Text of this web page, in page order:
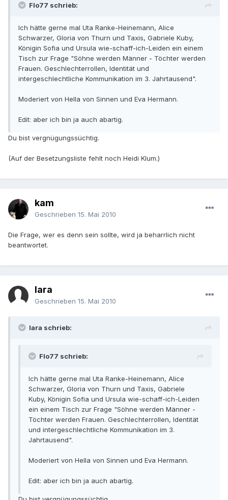
Flo77 schrieb:
Ich hätte gerne mal Uta Ranke-Heinemann, Alice
Schwarzer, Gloria von Thurn und Taxis, Gabriele Kuby,
Königin Sofia und Ursula wie-schaff-ich-Leiden ein einem
Tisch zur Frage "Söhne werden Männer - Töchter werden
Frauen. Geschlechterrollen, Identität und
intergeschlechtliche Kommunikation im 3. Jahrtausend".
Moderiert von Hella von Sinnen und Eva Hermann.
Edit: aber ich bin ja auch abartig.
Du bist vergnügungssüchtig.
(Auf der Besetzungsliste fehlt noch Heidi Klum.)
kam
Geschrieben 15. Mai 2010
Die Frage, wer es denn sein sollte, wird ja beharrlich nicht
beantwortet.
lara
Geschrieben 15. Mai 2010
lara schrieb:
Flo77 schrieb:
Ich hätte gerne mal Uta Ranke-Heinemann, Alice
Schwarzer, Gloria von Thurn und Taxis, Gabriele
Kuby, Königin Sofia und Ursula wie-schaff-ich-Leiden
ein einem Tisch zur Frage "Söhne werden Männer -
Töchter werden Frauen. Geschlechterrollen, Identität
und intergeschlechtliche Kommunikation im 3.
Jahrtausend".
Moderiert von Hella von Sinnen und Eva Hermann.
Edit: aber ich bin ja auch abartig.